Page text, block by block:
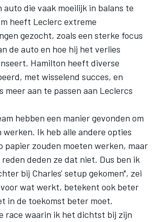
auto die vaak moeilijk in balans te
heeft Leclerc extreme
gezocht, zoals een sterke focus
de auto en hoe hij het verlies
Hamilton heeft diverse
met wisselend succes, en
meer aan te passen aan Leclercs
hebben een manier gevonden om
Ik heb alle andere opties
papier zouden moeten werken, maar
deden ze dat niet. Dus ben ik
bij Charles' setup gekomen", zei
wat werkt, betekent ook beter
in de toekomst beter moet.
race waarin ik het dichtst bij zijn